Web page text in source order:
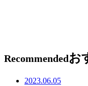
Recommendedお
2023.06.05